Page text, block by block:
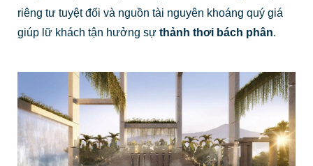
riêng tư tuyệt đối và nguồn tài nguyên khoáng quý giá
giúp lữ khách tận hưởng sự thảnh thơi bách phân.